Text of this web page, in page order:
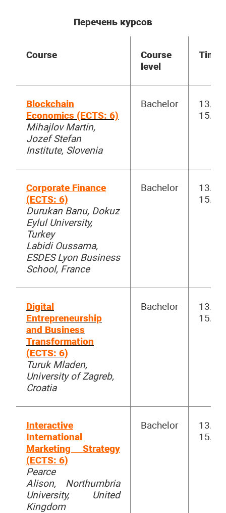
Перечень курсов
Course
Course
level
Time
Blockchain
Economics (ECTS: 6)
Mihajlov Martin,
Jozef Stefan
Institute, Slovenia
Bachelor
13.00-
15.30
Corporate Finance
(ECTS: 6)
Durukan Banu, Dokuz
Eylul University,
Turkey
Labidi Oussama,
ESDES Lyon Business
School, France
Bachelor
13.00-
15.30
Digital
Entrepreneurship
and Business
Transformation
(ECTS: 6)
Turuk Mladen,
University of Zagreb,
Croatia
Bachelor
13.00-
15.30
Interactive
International
Marketing Strategy
(ECTS: 6)
Pearce
Alison, Northumbria
University, United
Kingdom
Bachelor
13.00-
15.30